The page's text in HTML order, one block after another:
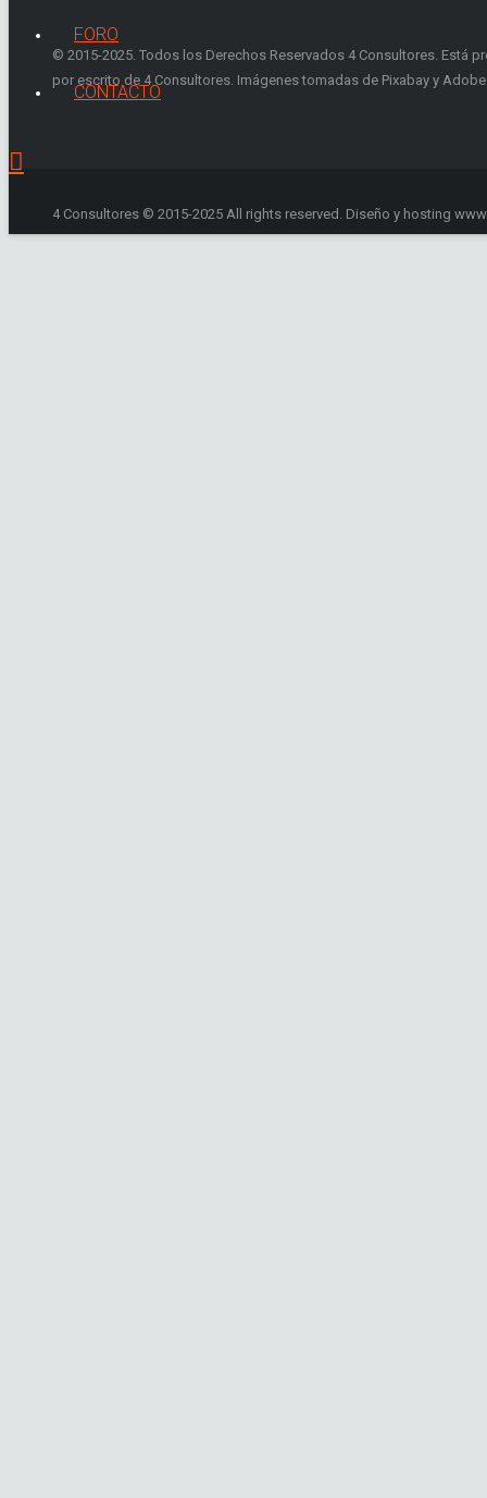
FORO
CONTACTO
© 2015-2025. Todos los Derechos Reservados 4 Consultores. Está
por escrito de 4 Consultores. Imágenes tomadas de Pixabay y
4 Consultores © 2015-2025 All rights reserved. Diseño y hosting